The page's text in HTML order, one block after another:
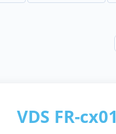
VDS FR-cx01